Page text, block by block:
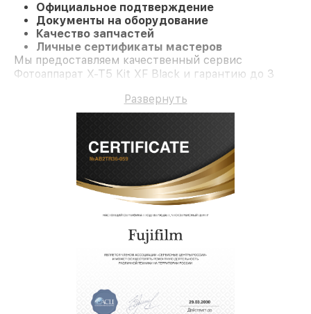
Официальное подтверждение
Документы на оборудование
Качество запчастей
Личные сертификаты мастеров
Мы предоставляем качественный сервис
Фотоаппарат X-T5 Kit XF Black и гарантию до 3
Развернуть